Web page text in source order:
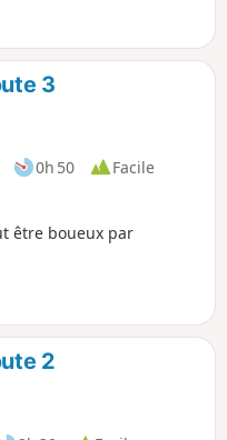
3
0h 50
Facile
être boueux par
2